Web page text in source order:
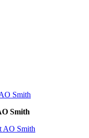
Smith